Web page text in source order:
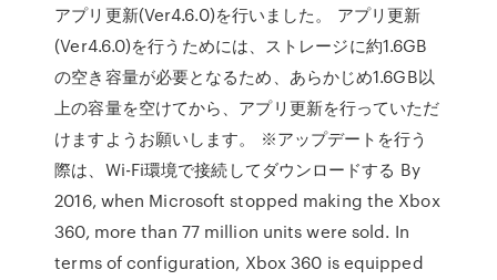
アプリ更新(Ver4.6.0)を行いました。 アプリ更新
(Ver4.6.0)を行うためには、ストレージに約1.6GB
の空き容量が必要となるため、あらかじめ1.6GB以
上の容量を空けてから、アプリ更新を行っていただ
けますようお願いします。 ※アップデートを行う
際は、Wi-Fi環境で接続してダウンロードする By
2016, when Microsoft stopped making the Xbox
360, more than 77 million units were sold. In
terms of configuration, Xbox 360 is equipped